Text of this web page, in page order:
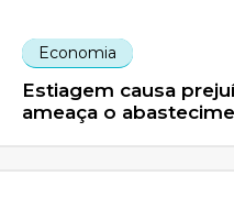
Economia
Estiagem causa
ameaça o